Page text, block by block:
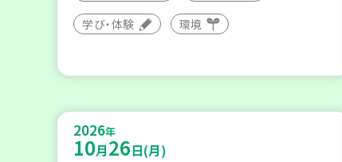
学び・体験 環境
2026年
10月26日(月)